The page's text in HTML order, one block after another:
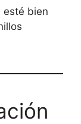
esté bien